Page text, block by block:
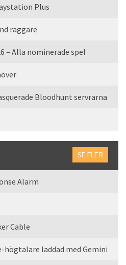
Plus
raggare
– Alla nominerade spel
Bloodhunt servrarna
SE FLER
Alarm
Cable
högtalare laddad med Gemini